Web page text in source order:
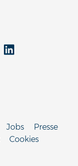
Jobs
Presse
Cookies